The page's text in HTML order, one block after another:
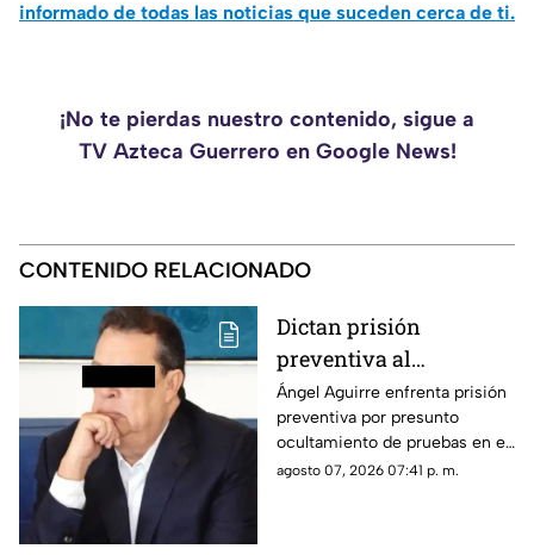
informado de todas las noticias que suceden cerca de ti.
¡No te pierdas nuestro contenido, sigue a
TV Azteca Guerrero en Google News!
CONTENIDO RELACIONADO
Dictan prisión
preventiva al
exgobernador Ángel
Aguirre por presunto
ocultamiento de
pruebas en el caso
Ángel Aguirre enfrenta prisión
preventiva por presunto
ocultamiento de pruebas en el
caso de los 43 normalistas de
agosto 07, 2026 07:41 p. m.